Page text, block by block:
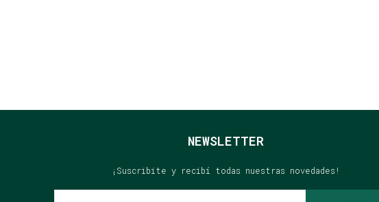
NEWSLETTER
¡Suscribite y recibí todas nuestras novedades!